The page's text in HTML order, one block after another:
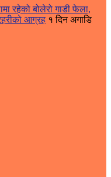
रहेको बोलेरो गाडी फेला,
आग्रह १ दिन अगाडि